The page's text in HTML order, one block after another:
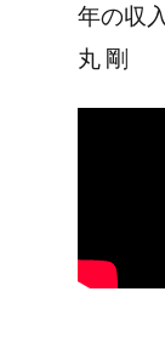
年の収
丸 剛